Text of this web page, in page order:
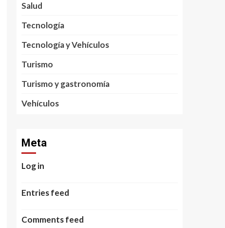
Salud
Tecnología
Tecnología y Vehículos
Turismo
Turismo y gastronomía
Vehículos
Meta
Log in
Entries feed
Comments feed